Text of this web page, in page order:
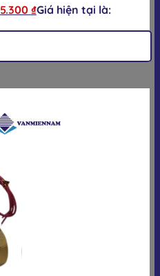
5.300 ₫Giá hiện tại là: